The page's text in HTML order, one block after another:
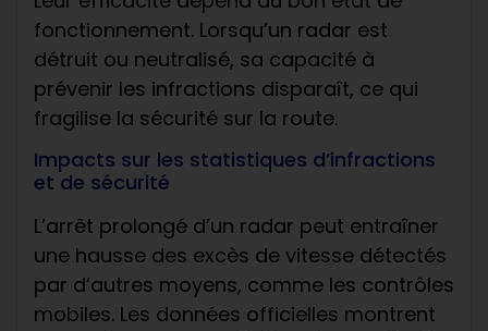
fonctionnement. Lorsqu’un radar est
détruit ou neutralisé, sa capacité à
prévenir les infractions disparaît, ce qui
fragilise la sécurité sur la route.
Impacts sur les statistiques d’infractions
et de sécurité
L’arrêt prolongé d’un radar peut entraîner
une hausse des excès de vitesse détectés
par d’autres moyens, comme les contrôles
mobiles. Les données officielles montrent